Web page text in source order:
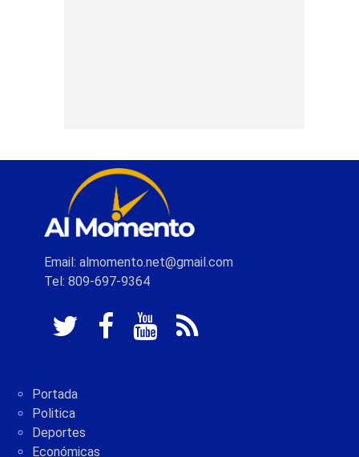
Email: almomento.net@gmail.com
Tel: 809-697-9364
Portada
Politica
Deportes
Económicas